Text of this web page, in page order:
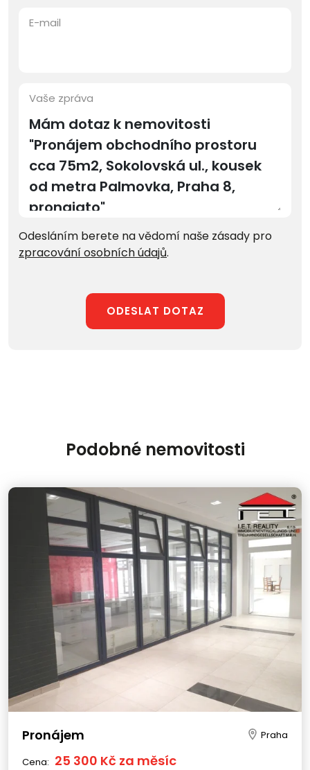
E-mail
Vaše zpráva
Odesláním berete na vědomí naše zásady pro
zpracování osobních údajů.
ODESLAT DOTAZ
Podobné nemovitosti
Pronájem Praha
Cena: 25 300 Kč za měsíc